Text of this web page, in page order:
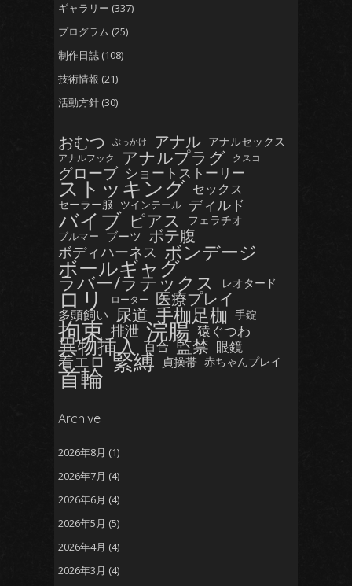
ギャラリー (337)
プログラム (25)
制作日誌 (108)
技術情報 (21)
活動方針 (30)
おむつ ぶっかけ アナル アナルセックス
アナルフック アナルプラグ クスコ
グローブ ショートストーリー
ストッキング セックス
セーラー服 ツインテール ディルド
バイブ ピアス フェラチオ
ブルマー ブーツ ボテ腹
ボディハーネス ボンデージ
ボールギャグ
ラバー/ラテックス レオタード
ロリ ローター 医療プレイ
多頭飼い 尿道 手枷足枷 手錠
拘束 排泄 浣腸 猿ぐつわ
異物挿入 百合 監禁 眼鏡
着エロ 緊縛 貞操帯 赤ちゃんプレイ
首輪
Archive
2026年8月 (1)
2026年7月 (4)
2026年6月 (4)
2026年5月 (5)
2026年4月 (4)
2026年3月 (4)